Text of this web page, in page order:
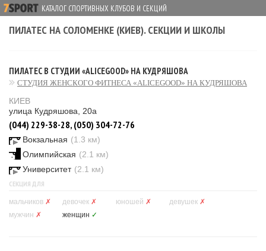
КАТАЛОГ СПОРТИВНЫХ КЛУБОВ И СЕКЦИЙ
ПИЛАТЕС НА СОЛОМЕНКЕ (КИЕВ). СЕКЦИИ И ШКОЛЫ
ПИЛАТЕС В СТУДИИ «ALICEGOOD» НА КУДРЯШОВА
СТУДИЯ ЖЕНСКОГО ФИТНЕСА «ALICEGOOD» НА КУДРЯШОВА
КИЕВ
улица Кудряшова, 20а
(044) 229-38-28, (050) 304-72-76
Вокзальная (1.3 км)
Олимпийская (2.1 км)
Университет (2.1 км)
СЕКЦИЯ ДЛЯ
мальчиков ✗ девочек ✗ юношей ✗ девушек ✗
мужчин ✗ женщин ✓